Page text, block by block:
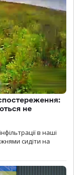
не
в наші
сидіти на